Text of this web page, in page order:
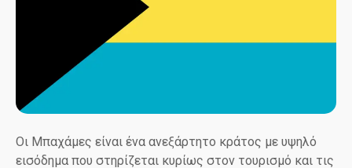
Οι Μπαχάμες είναι ένα ανεξάρτητο κράτος με υψηλό
εισόδημα που στηρίζεται κυρίως στον τουρισμό και τις